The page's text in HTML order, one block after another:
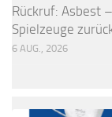
Rückruf: Asbest
Spielzeuge
6 AUG., 2026